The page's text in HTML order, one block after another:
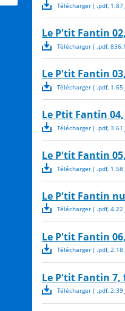
Télécharger( .pdf, 1.87
Le P'tit Fantin
Télécharger( .pdf,
Le P'tit Fantin
Télécharger( .pdf, 1.65
Le Ptit Fantin 04,
Télécharger( .pdf, 3.61
Le P'tit Fantin
Télécharger( .pdf, 1.58
Le P'tit Fantin
Télécharger( .pdf, 4.22
Le P'tit Fantin
Télécharger( .pdf, 2.18
Le P'tit Fantin 7,
Télécharger( .pdf, 2.39